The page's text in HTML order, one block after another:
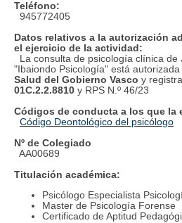
Teléfono:
945772405
Datos relativos a la autorización
el ejercicio de la actividad:
La consulta de psicología clínica de
"Ibaiondo Psicología" está
Salud del Gobierno Vasco y
01C.2.2.8810 y RPS N.º 46/23
Códigos de conducta a los que la
Código Deontológico del psicólogo
Nº de Colegiado
AA00689
Titulación académica:
Psicólogo Especialista
Master de Psicología Forense
Certificado de Aptitud